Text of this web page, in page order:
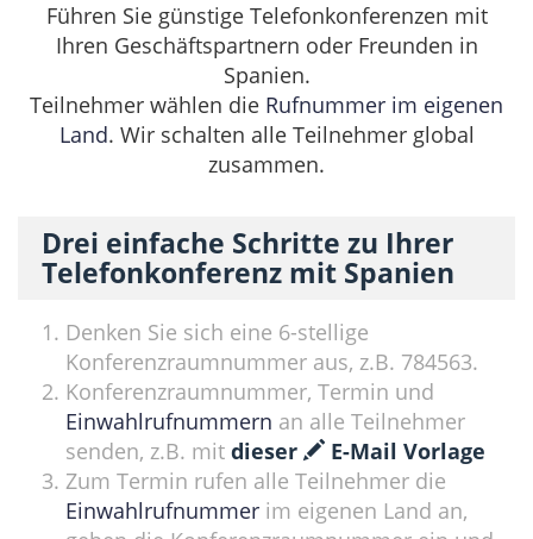
Führen Sie günstige Telefonkonferenzen mit
Ihren Geschäftspartnern oder Freunden in
Spanien.
Teilnehmer wählen die Rufnummer im eigenen
Land. Wir schalten alle Teilnehmer global
zusammen.
Drei einfache Schritte zu Ihrer
Telefonkonferenz mit Spanien
Denken Sie sich eine 6-stellige
Konferenzraumnummer aus, z.B. 784563.
Konferenzraumnummer, Termin und
Einwahlrufnummern an alle Teilnehmer
senden, z.B. mit dieser
E-Mail Vorlage
Zum Termin rufen alle Teilnehmer die
Einwahlrufnummer im eigenen Land an,